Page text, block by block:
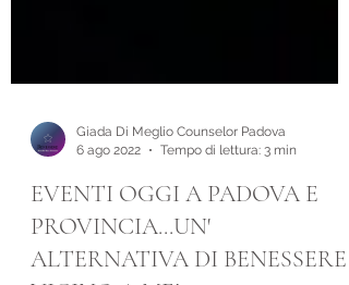
6 ago 2022
Tempo di lettura: 3 min
EVENTI OGGI A PADOVA E
PROVINCIA...UN'